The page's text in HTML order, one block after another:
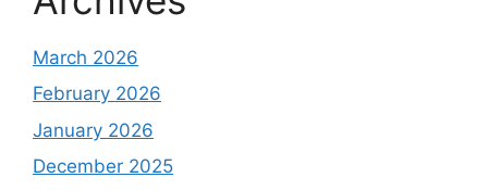
March 2026
February 2026
January 2026
December 2025